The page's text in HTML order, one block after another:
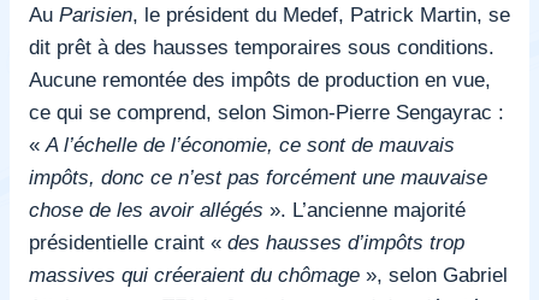
Au Parisien, le président du Medef, Patrick Martin, se
dit prêt à des hausses temporaires sous conditions.
Aucune remontée des impôts de production en vue,
ce qui se comprend, selon Simon-Pierre Sengayrac :
« A l’échelle de l’économie, ce sont de mauvais
impôts, donc ce n’est pas forcément une mauvaise
chose de les avoir allégés ». L’ancienne majorité
présidentielle craint « des hausses d’impôts trop
massives qui créeraient du chômage », selon Gabriel